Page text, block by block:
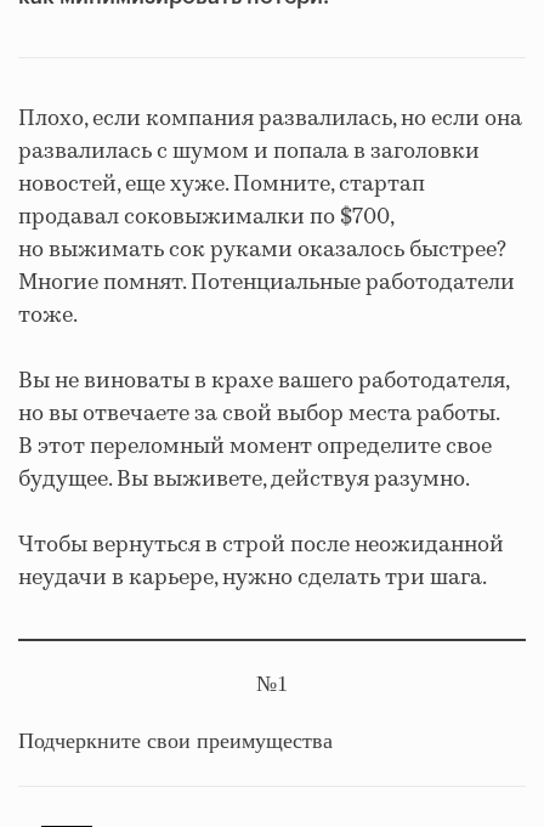
Плохо, если компания развалилась, но если она
развалилась с шумом и попала в заголовки
новостей, еще хуже. Помните, стартап
продавал соковыжималки по $700,
но выжимать сок руками оказалось быстрее?
Многие помнят. Потенциальные работодатели
тоже.
Вы не виноваты в крахе вашего работодателя,
но вы отвечаете за свой выбор места работы.
В этот переломный момент определите свое
будущее. Вы выживете, действуя разумно.
Чтобы вернуться в строй после неожиданной
неудачи в карьере, нужно сделать три шага.
№1
Подчеркните свои преимущества